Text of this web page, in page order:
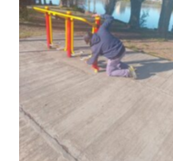
TAREAS DE MANTENIMIENTO
Y MEJORAMIENTO EN
ESPACIOS PÚBLICOS